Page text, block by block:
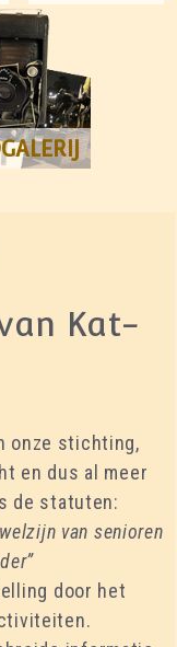
Kat-
onze stichting,
en dus al meer
de statuten:
van senioren
door het